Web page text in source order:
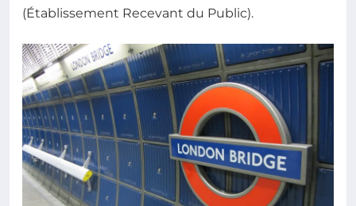
(Établissement Recevant du Public).